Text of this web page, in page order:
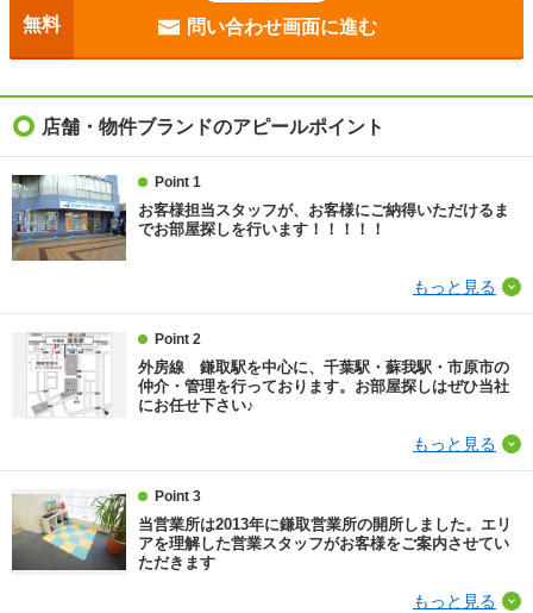
目安光熱費
入居 即
契約期間 普通借家 2年
円、月額保証料賃料等総額の１％＋800円/月(商品あ
り)
ほか初期費用 -
その他諸費用 更新料 新賃料1.00ヶ月分 室内清掃費用 77000円
仲介手数料 1.1ヶ月
情報更新日 2026/08/05
無料 問い合わせ画面に進む
店舗・物件ブランドのアピールポイント
Point 1
お客様担当スタッフが、お客様にご納得いただけるま
でお部屋探しを行います！！！！！
もっと見る
Point 2
外房線 鎌取駅を中心に、千葉駅・蘇我駅・市原市の
仲介・管理を行っております。お部屋探しはぜひ当社
にお任せ下さい♪
もっと見る
Point 3
当営業所は2013年に鎌取営業所の開所しました。エリ
アを理解した営業スタッフがお客様をご案内させてい
ただきます
もっと見る